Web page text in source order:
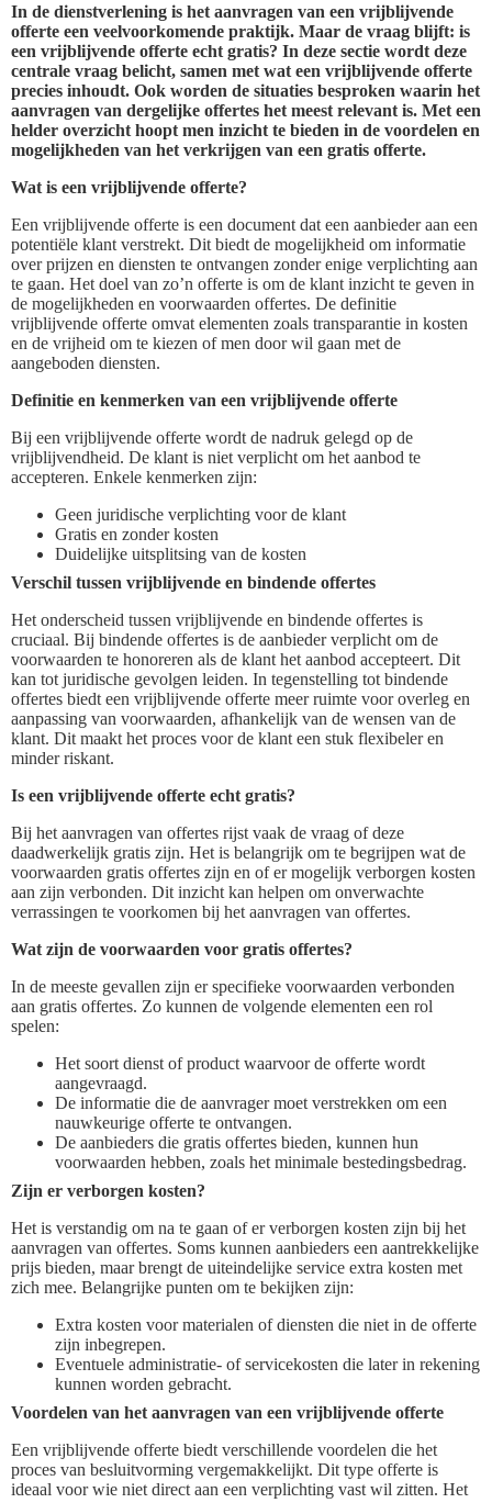
In de dienstverlening is het aanvragen van een vrijblijvende
offerte een veelvoorkomende praktijk. Maar de vraag blijft: is
een vrijblijvende offerte echt gratis? In deze sectie wordt deze
centrale vraag belicht, samen met wat een vrijblijvende offerte
precies inhoudt. Ook worden de situaties besproken waarin het
aanvragen van dergelijke offertes het meest relevant is. Met een
helder overzicht hoopt men inzicht te bieden in de voordelen en
mogelijkheden van het verkrijgen van een gratis offerte.
Wat is een vrijblijvende offerte?
Een vrijblijvende offerte is een document dat een aanbieder aan een
potentiële klant verstrekt. Dit biedt de mogelijkheid om informatie
over prijzen en diensten te ontvangen zonder enige verplichting aan
te gaan. Het doel van zo’n offerte is om de klant inzicht te geven in
de mogelijkheden en voorwaarden offertes. De definitie
vrijblijvende offerte omvat elementen zoals transparantie in kosten
en de vrijheid om te kiezen of men door wil gaan met de
aangeboden diensten.
Definitie en kenmerken van een vrijblijvende offerte
Bij een vrijblijvende offerte wordt de nadruk gelegd op de
vrijblijvendheid. De klant is niet verplicht om het aanbod te
accepteren. Enkele kenmerken zijn:
Geen juridische verplichting voor de klant
Gratis en zonder kosten
Duidelijke uitsplitsing van de kosten
Verschil tussen vrijblijvende en bindende offertes
Het onderscheid tussen vrijblijvende en bindende offertes is
cruciaal. Bij bindende offertes is de aanbieder verplicht om de
voorwaarden te honoreren als de klant het aanbod accepteert. Dit
kan tot juridische gevolgen leiden. In tegenstelling tot bindende
offertes biedt een vrijblijvende offerte meer ruimte voor overleg en
aanpassing van voorwaarden, afhankelijk van de wensen van de
klant. Dit maakt het proces voor de klant een stuk flexibeler en
minder riskant.
Is een vrijblijvende offerte echt gratis?
Bij het aanvragen van offertes rijst vaak de vraag of deze
daadwerkelijk gratis zijn. Het is belangrijk om te begrijpen wat de
voorwaarden gratis offertes zijn en of er mogelijk verborgen kosten
aan zijn verbonden. Dit inzicht kan helpen om onverwachte
verrassingen te voorkomen bij het aanvragen van offertes.
Wat zijn de voorwaarden voor gratis offertes?
In de meeste gevallen zijn er specifieke voorwaarden verbonden
aan gratis offertes. Zo kunnen de volgende elementen een rol
spelen:
Het soort dienst of product waarvoor de offerte wordt
aangevraagd.
De informatie die de aanvrager moet verstrekken om een
nauwkeurige offerte te ontvangen.
De aanbieders die gratis offertes bieden, kunnen hun
voorwaarden hebben, zoals het minimale bestedingsbedrag.
Zijn er verborgen kosten?
Het is verstandig om na te gaan of er verborgen kosten zijn bij het
aanvragen van offertes. Soms kunnen aanbieders een aantrekkelijke
prijs bieden, maar brengt de uiteindelijke service extra kosten met
zich mee. Belangrijke punten om te bekijken zijn:
Extra kosten voor materialen of diensten die niet in de offerte
zijn inbegrepen.
Eventuele administratie- of servicekosten die later in rekening
kunnen worden gebracht.
Voordelen van het aanvragen van een vrijblijvende offerte
Een vrijblijvende offerte biedt verschillende voordelen die het
proces van besluitvorming vergemakkelijkt. Dit type offerte is
ideaal voor wie niet direct aan een verplichting vast wil zitten. Het